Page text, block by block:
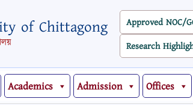
of Chittagong Approved NOC/
Research
Academics Admission Offices